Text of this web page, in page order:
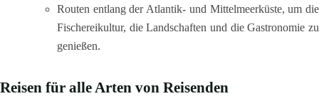
Routen entlang der Atlantik- und Mittelmeerküste, um die
Fischereikultur, die Landschaften und die Gastronomie zu
genießen.
Reisen für alle Arten von Reisenden